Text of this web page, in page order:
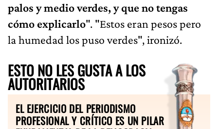
palos y medio verdes, y que no tengas
cómo explicarlo". "Estos eran pesos pero
la humedad los puso verdes", ironizó.
ESTO NO LES GUSTA A LOS
AUTORITARIOS
EL EJERCICIO DEL PERIODISMO
PROFESIONAL Y CRÍTICO ES UN PILAR